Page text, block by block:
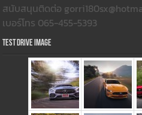
สนับสนุนติดต่อ
เบอร์โทร 065-455-5393
Test Drive Image